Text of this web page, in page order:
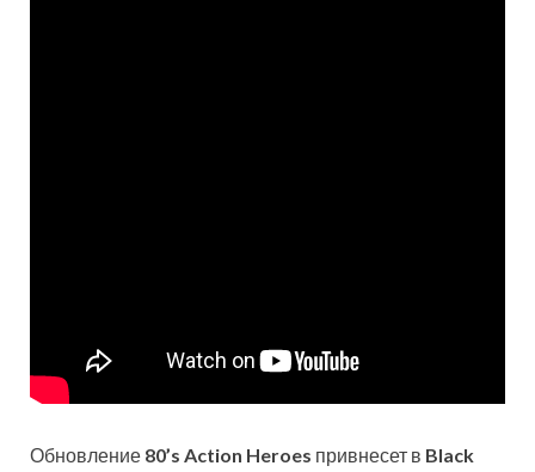
Обновление 80’s Action Heroes привнесет в Black